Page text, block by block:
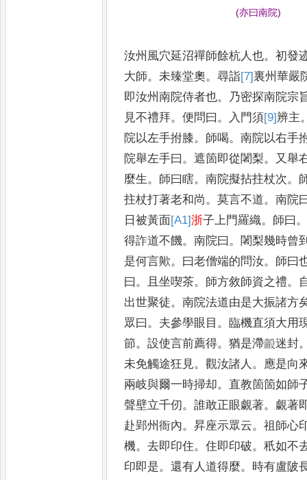
(亦曰南院)
汝州風穴延沼禪師餘杭人也。初發
大師。未臻堂奧。尋詣[7]裏州華嚴
即汝州南院侍者也。 乃密探南院宗
見不禮拜。便問曰。 入門須[9]辨主
院以左手拊膝。 師喝。南院以右手
院舉左手曰。遮箇即從闍梨。
又舉
麼生。 師曰瞎。南院擬拈拄杖次。
拄杖打著老和尚。莫言不道。南院
日被黃面[A1]浙子上門羅織。 師曰
得詐道不饑。南院曰。 闍梨幾時曾
是何言歟。 曰老僧端的問汝。 師曰
曰。 且坐喫茶。 師方敘師資之禮。
出世聚徒。南院法道由是大振諸方
眾曰。 夫參學眼目 。臨機直須大用
節。設使言前薦得。猶是滯㲉迷封
未免觸途狂見。觀汝諸人 。 應是向
兩岐與爾一時掃却。 直教箇箇如師
聲壁立千仞。誰敢正眼覷著。 覷著
赴郢州衙內。昇座示眾云。祖師心
機。去即印住。住即印破。秖如不
印即是。還有人道得麼。 時有盧陂